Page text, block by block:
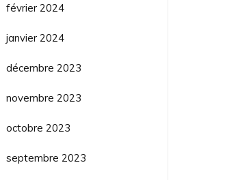
février 2024
janvier 2024
décembre 2023
novembre 2023
octobre 2023
septembre 2023